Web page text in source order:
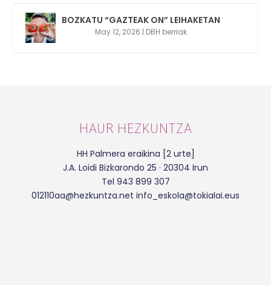
BOZKATU “GAZTEAK ON” LEIHAKETAN
May 12, 2026 | DBH berriak
HAUR HEZKUNTZA
HH Palmera eraikina [2 urte]
J.A. Loidi Bizkarondo 25 · 20304 Irun
Tel 943 899 307
012110aa@hezkuntza.net info_eskola@tokialai.eus